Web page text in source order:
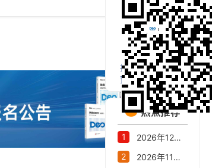
扫码关注官方微信
预约考试公开课
热点推荐
1
2026年12月数据资产评估师职业能力水平统一考试报名公告
2
2026年11月大数据会计、数据资产交易师职业能力水平统一考试报名公告